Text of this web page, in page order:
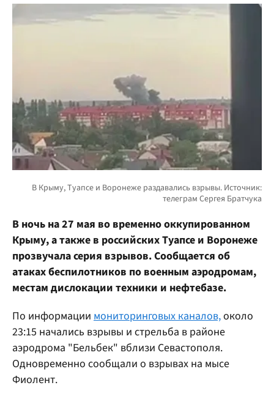
В ночь на 27 мая во временно оккупированном
Крыму, а также в российских Туапсе и Воронеже
прозвучала серия взрывов. Сообщается об
атаках беспилотников по военным аэродромам,
местам дислокации техники и нефтебазе.
По информации мониторинговых каналов,около
23:15 начались взрывы и стрельба в районе
аэродрома "Бельбек" вблизи Севастополя.
Одновременно сообщали о взрывах на мысе
Фиолент.